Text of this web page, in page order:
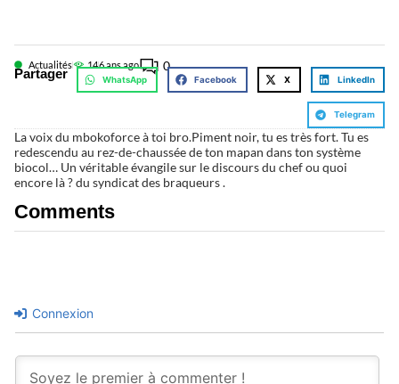
Actualités 146 ans ago 0
Partager WhatsApp Facebook X LinkedIn
Telegram
La voix du mbokoforce à toi bro.Piment noir, tu es très fort. Tu es
redescendu au rez-de-chaussée de ton mapan dans ton système
biocol… Un véritable évangile sur le discours du chef ou quoi
encore là ? du syndicat des braqueurs .
Comments
Connexion